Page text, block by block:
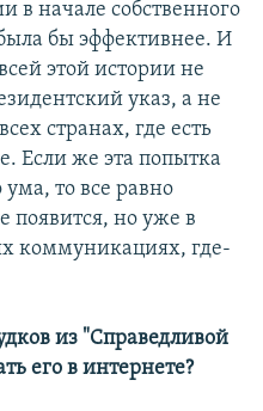
в начале собственного
бы эффективнее. И
этой истории не
указ, а не
странах, где есть
Если же эта попытка
ума, то все равно
появится, но уже в
коммуникациях, где-
из "Справедливой
его в интернете?